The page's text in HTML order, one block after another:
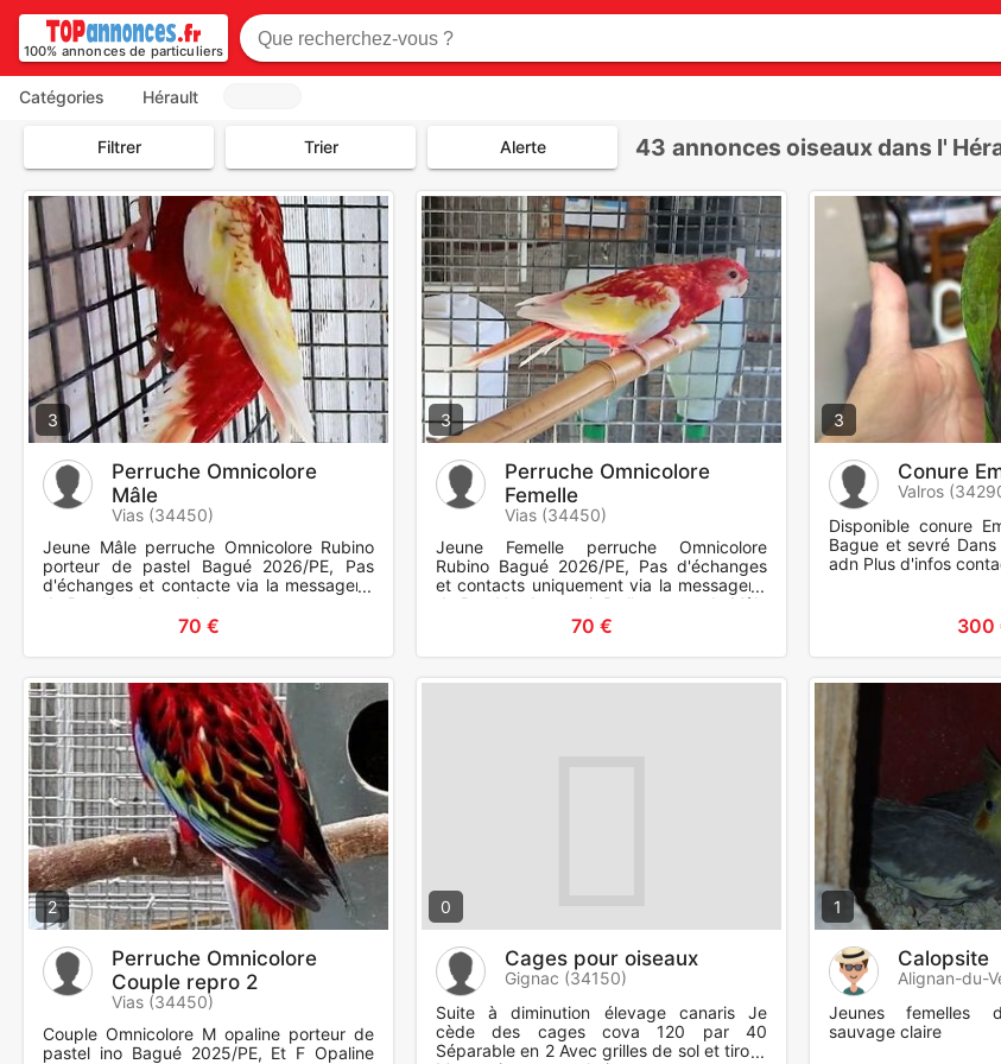
100% annonces de particuliers
Catégories Hérault
Filtrer Trier Alerte 43 annonces oiseaux dans l'
3
Perruche Omnicolore
Mâle
Vias (34450)
Jeune Mâle perruche Omnicolore Rubino
porteur de pastel Bagué 2026/PE, Pas
d'échanges et contacte via la messagerie
de ParuVendu merci
70 €
3
Perruche Omnicolore
Femelle
Vias (34450)
Jeune Femelle perruche Omnicolore
Rubino Bagué 2026/PE, Pas d'échanges
et contacts uniquement via la messagerie
de ParuVendu merci, Ps l'annonce du Mâle
Rubino et son frère.70 €
3
Conure
Valros
Disponible conure
Bague et sevré
adn Plus d'infos
300
2
Perruche Omnicolore
Couple repro 2
Vias (34450)
Couple Omnicolore M opaline porteur de
pastel ino Bagué 2025/PE, Et F Opaline
0
Cages pour oiseaux
Gignac (34150)
Suite à diminution élevage canaris Je
cède des cages cova 120 par 40
Séparable en 2 Avec grilles de sol et tiroirs
1
Calopsite
Alignan-du-
Jeunes femelles
sauvage claire